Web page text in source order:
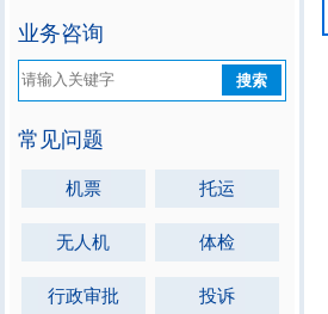
业务咨询
搜索
常见问题
机票 托运
无人机 体检
行政审批 投诉